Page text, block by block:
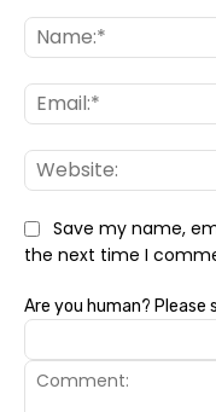
Save my name,
the next time I
Are you human? Please